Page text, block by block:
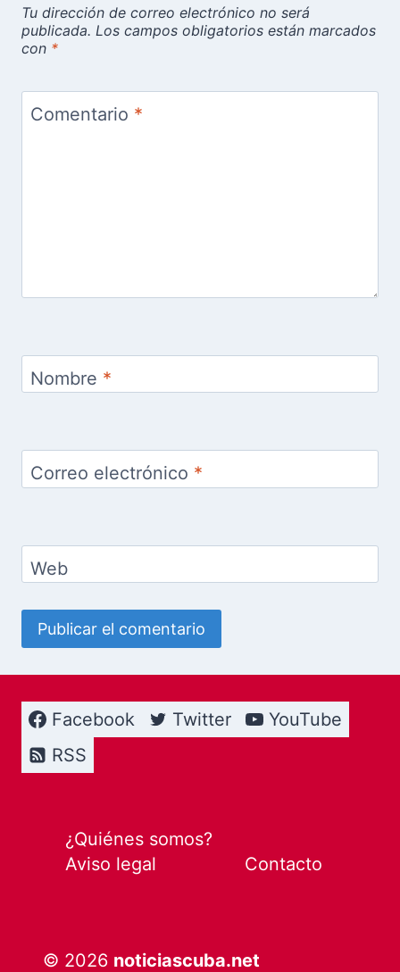
Tu dirección de correo electrónico no será
publicada. Los campos obligatorios están marcados
con *
Comentario *
Nombre *
Correo electrónico *
Web
Facebook Twitter
YouTube
RSS
¿Quiénes somos?
Aviso legal
Contacto
© 2026 noticiascuba.net